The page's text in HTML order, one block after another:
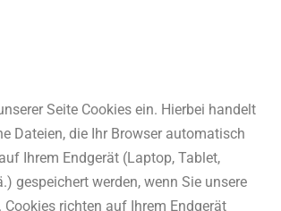
Seite Cookies ein. Hierbei handelt
Dateien, die Ihr Browser automatisch
Ihrem Endgerät (Laptop, Tablet,
gespeichert werden, wenn Sie unsere
Cookies richten auf Ihrem Endgerät